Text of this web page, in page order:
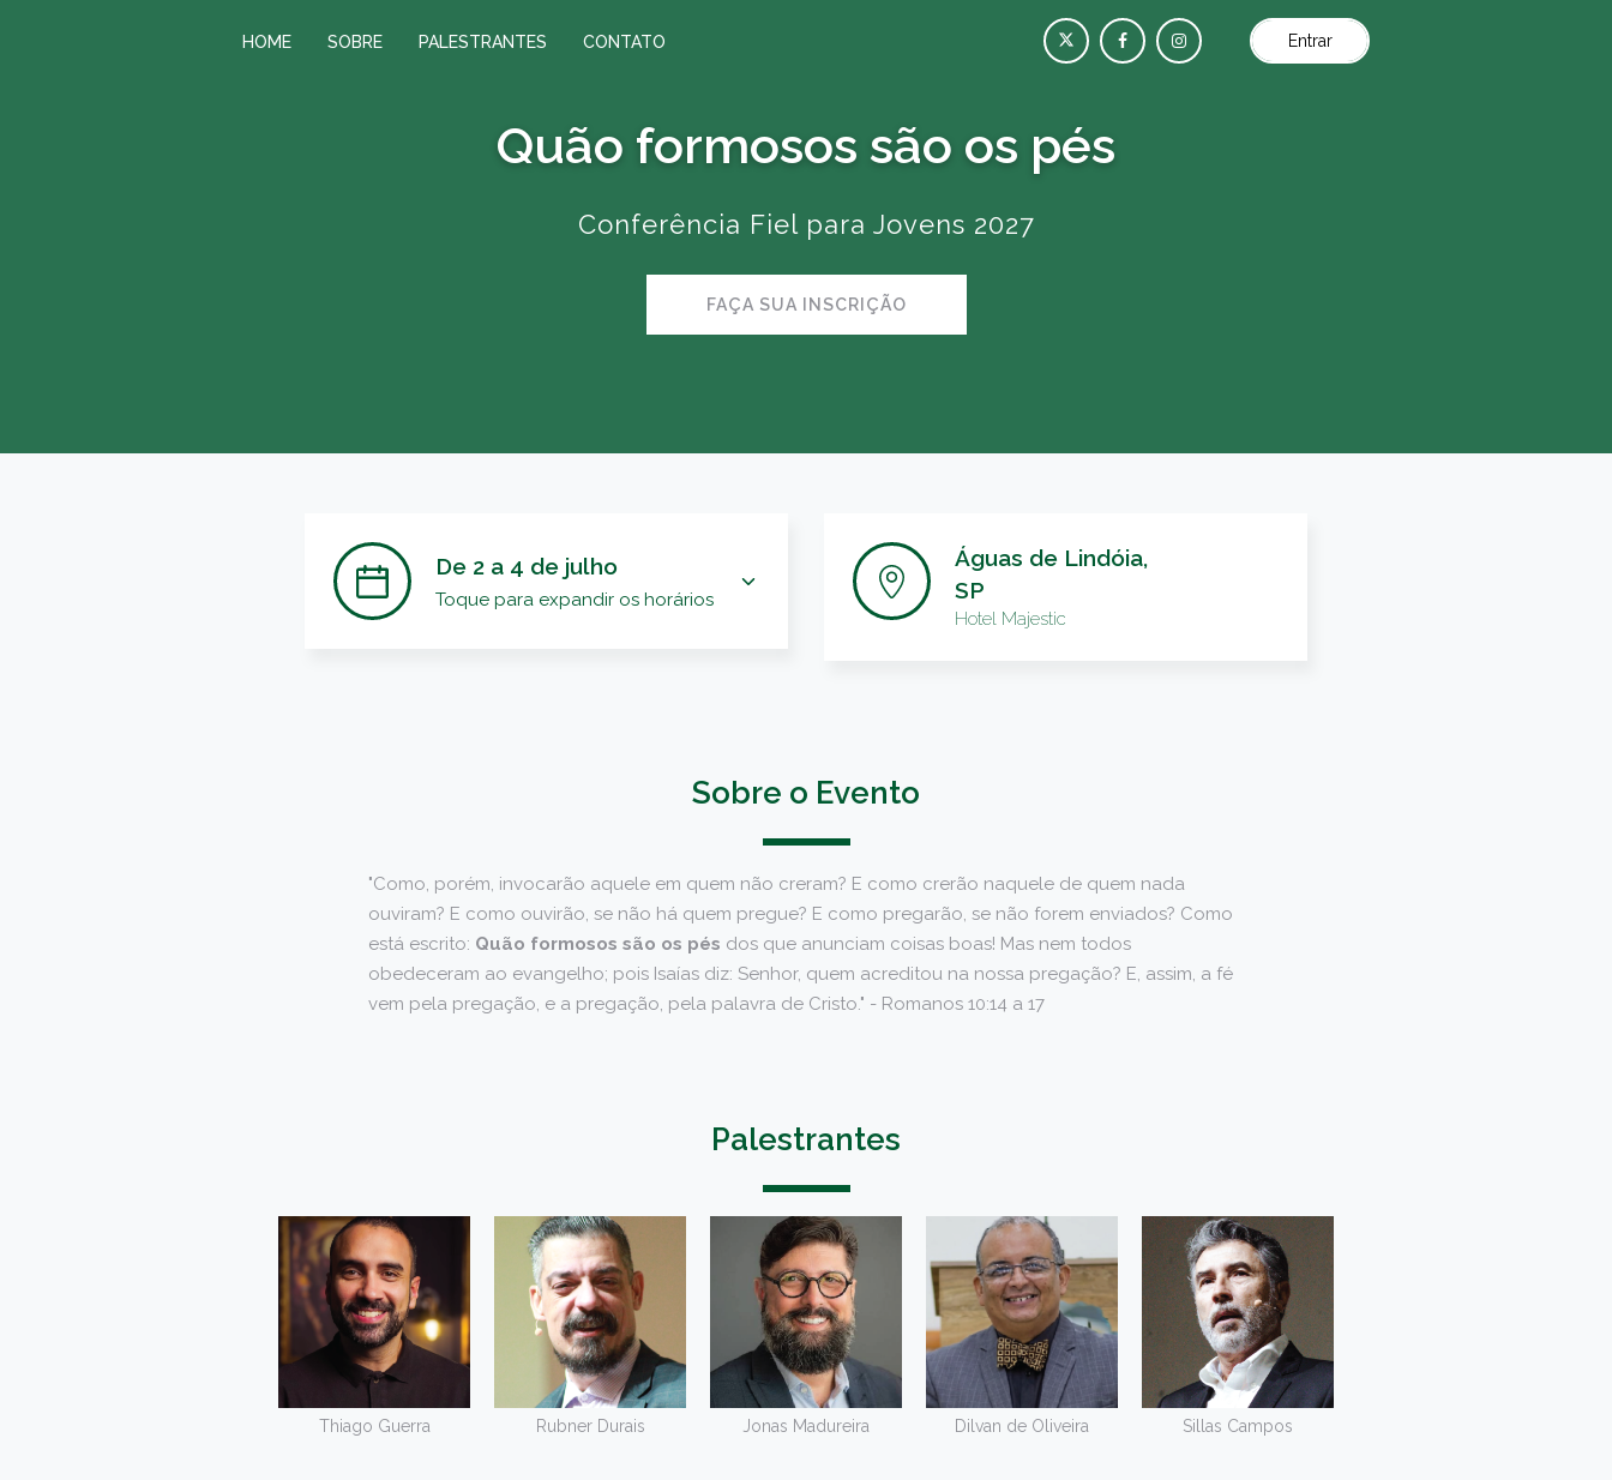
HOME SOBRE PALESTRANTES CONTATO Entrar
Quão formosos são os pés
Conferência Fiel para Jovens 2027
FAÇA SUA INSCRIÇÃO
De 2 a 4 de julho
Toque para expandir os horários
Águas de Lindóia,
SP
Hotel Majestic
Sobre o Evento
"Como, porém, invocarão aquele em quem não creram? E como crerão naquele de quem nada
ouviram? E como ouvirão, se não há quem pregue? E como pregarão, se não forem enviados? Como
está escrito: Quão formosos são os pés dos que anunciam coisas boas! Mas nem todos
obedeceram ao evangelho; pois Isaías diz: Senhor, quem acreditou na nossa pregação? E, assim, a fé
vem pela pregação, e a pregação, pela palavra de Cristo." - Romanos 10:14 a 17
Palestrantes
Thiago Guerra Rubner Durais Jonas Madureira Dilvan de Oliveira Sillas Campos